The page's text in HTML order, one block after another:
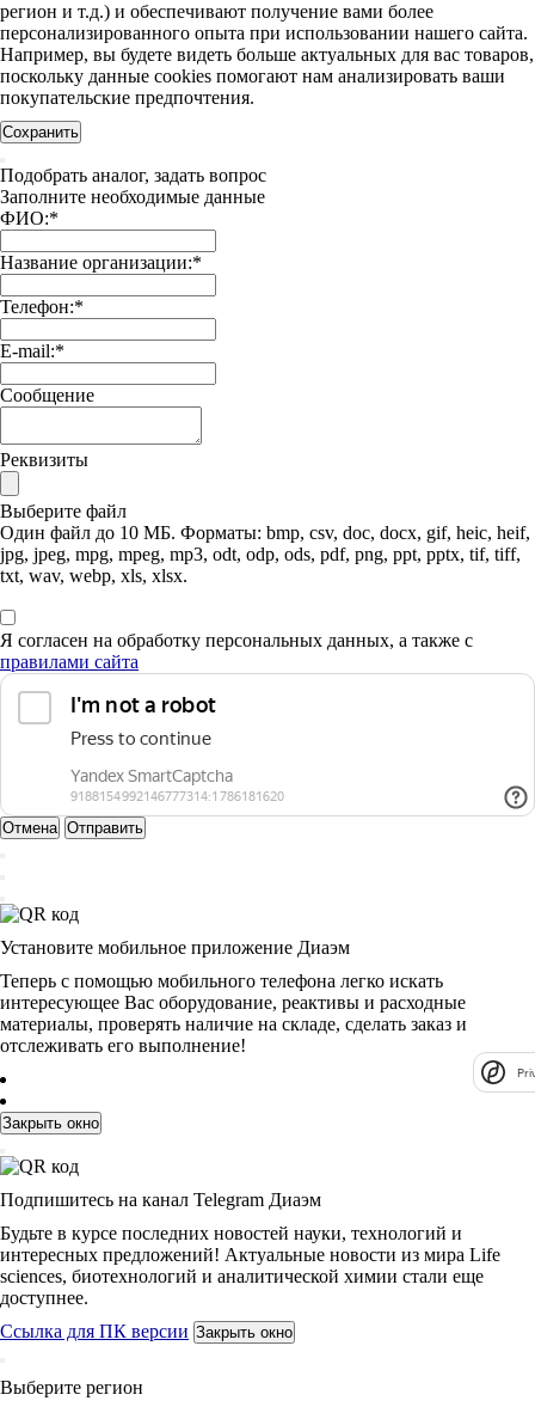
регион и т.д.) и обеспечивают получение вами более
персонализированного опыта при использовании нашего сайта.
Например, вы будете видеть больше актуальных для вас товаров,
поскольку данные cookies помогают нам анализировать ваши
покупательские предпочтения.
Сохранить
Подобрать аналог, задать вопрос
Заполните необходимые данные
ФИО:*
Название организации:*
Телефон:*
E-mail:*
Сообщение
Реквизиты
Выберите файл
Один файл до 10 МБ. Форматы: bmp, csv, doc, docx, gif, heic, heif,
jpg, jpeg, mpg, mpeg, mp3, odt, odp, ods, pdf, png, ppt, pptx, tif, tiff,
txt, wav, webp, xls, xlsx.
Я согласен на обработку персональных данных, а также с
правилами сайта
Отмена Отправить
Установите мобильное приложение Диаэм
Теперь с помощью мобильного телефона легко искать
интересующее Вас оборудование, реактивы и расходные
материалы, проверять наличие на складе, сделать заказ и
отслеживать его выполнение!
Закрыть окно
Подпишитесь на канал Telegram Диаэм
Будьте в курсе последних новостей науки, технологий и
интересных предложений! Актуальные новости из мира Life
sciences, биотехнологий и аналитической химии стали еще
доступнее.
Ссылка для ПК версии Закрыть окно
Выберите регион